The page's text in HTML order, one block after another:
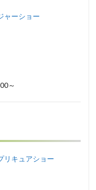
ャーショー
～
リキュアショー